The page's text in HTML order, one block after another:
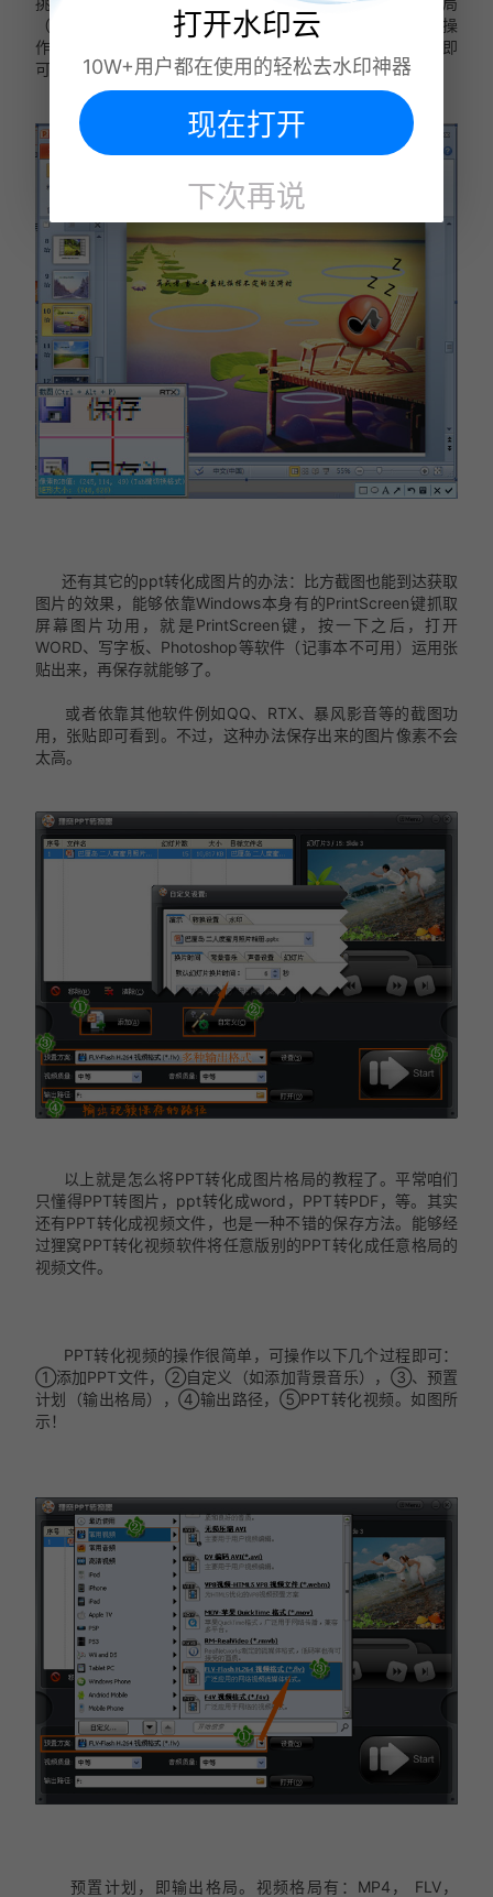
（*.jpg）”（每张幻灯片的Web质量图像文件）。接下来的操
作过程跟上面办法的差不多，也就是挑选“保存方位”-“保存”即
可。
还有其它的ppt转化成图片的办法：比方截图也能到达获取
图片的效果，能够依靠Windows本身有的PrintScreen键抓取
屏幕图片功用，就是PrintScreen键，按一下之后，打开
WORD、写字板、Photoshop等软件（记事本不可用）运用张
贴出来，再保存就能够了。
或者依靠其他软件例如QQ、RTX、暴风影音等的截图功
用，张贴即可看到。不过，这种办法保存出来的图片像素不会
太高。
以上就是怎么将PPT转化成图片格局的教程了。平常咱们
只懂得PPT转图片，ppt转化成word，PPT转PDF，等。其实
还有PPT转化成视频文件，也是一种不错的保存方法。能够经
过狸窝PPT转化视频软件将任意版别的PPT转化成任意格局的
视频文件。
PPT转化视频的操作很简单，可操作以下几个过程即可：
①添加PPT文件，②自定义（如添加背景音乐），③、预置
计划（输出格局），④输出路径，⑤PPT转化视频。如图所
示！
预置计划，即输出格局。视频格局有：MP4， FLV，
打开水印云
10W+用户都在使用的轻松去水印神器
现在打开
下次再说